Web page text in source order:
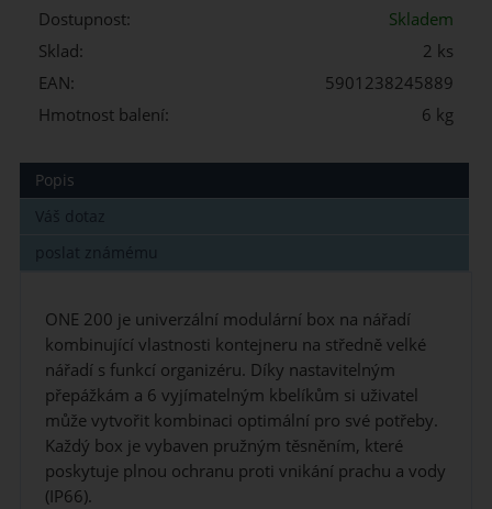
Dostupnost:
Skladem
Sklad:
2 ks
EAN:
5901238245889
Hmotnost balení:
6 kg
Popis
Váš dotaz
poslat známému
ONE 200 je univerzální modulární box na nářadí
kombinující vlastnosti kontejneru na středně velké
nářadí s funkcí organizéru. Díky nastavitelným
přepážkám a 6 vyjímatelným kbelíkům si uživatel
může vytvořit kombinaci optimální pro své potřeby.
Každý box je vybaven pružným těsněním, které
poskytuje plnou ochranu proti vnikání prachu a vody
(IP66).